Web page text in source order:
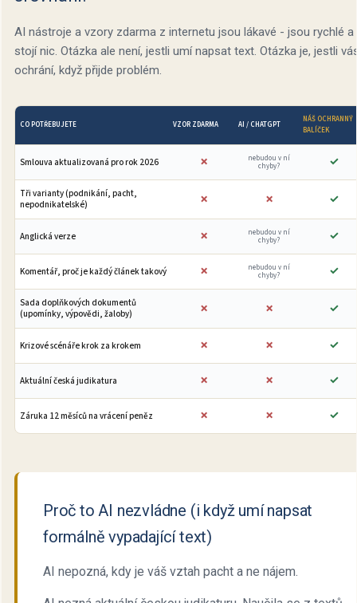
AI nástroje a vzory zdarma z internetu jsou lákavé - jsou rychlé a
stojí nic. Otázka ale není, jestli umí napsat text. Otázka je, jestli
ochrání, když přijde problém.
CO POTŘEBUJETE VZOR ZDARMA AI / CHATGPT
NÁŠ OCHRANNÝ
BALÍČEK
Smlouva aktualizovaná pro rok 2026 ✗ nebudou v ní
chyby? ✓
Tři varianty (podnikání, pacht,
nepodnikatelské)
✗ ✗ ✓
Anglická verze ✗ nebudou v ní
chyby? ✓
Komentář, proč je každý článek takový ✗ nebudou v ní
chyby? ✓
Sada doplňkových dokumentů
(upomínky, výpovědi, žaloby)
✗ ✗ ✓
Krizové scénáře krok za krokem ✗ ✗ ✓
Aktuální česká judikatura ✗ ✗ ✓
Záruka 12 měsíců na vrácení peněz ✗ ✗ ✓
Proč to AI nezvládne (i když umí napsat
formálně vypadající text)
AI nepozná, kdy je váš vztah pacht a ne nájem.